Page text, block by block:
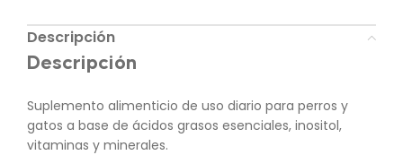
Descripción
Descripción
Suplemento alimenticio de uso diario para perros y
gatos a base de ácidos grasos esenciales, inositol,
vitaminas y minerales.